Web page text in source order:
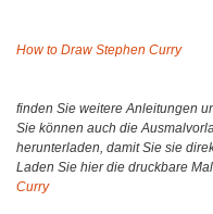
How to Draw Stephen Curry
finden Sie weitere Anleitungen
Sie können auch die
herunterladen, damit Sie sie
Laden Sie hier die druckbare
Curry